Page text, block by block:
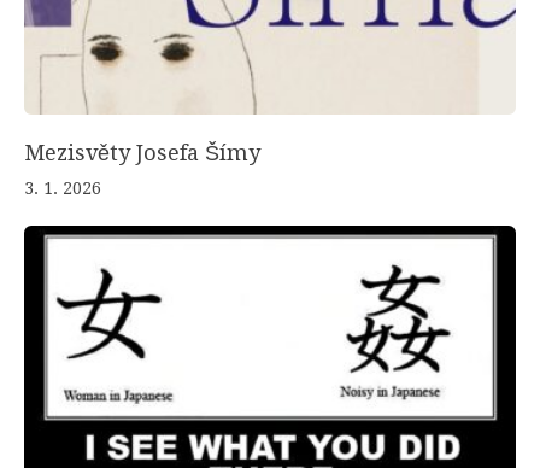
Mezisvěty Josefa Šímy
3. 1. 2026